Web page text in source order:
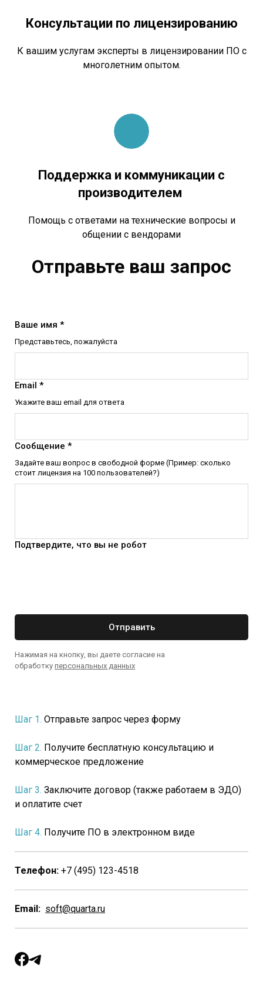
Консультации по лицензированию
К вашим услугам эксперты в лицензировании ПО с
многолетним опытом.
Поддержка и коммуникации с
производителем
Помощь с ответами на технические вопросы и
общении с вендорами
Отправьте ваш запрос
Шаг 1. Отправьте запрос через форму
Шаг 2. Получите бесплатную консультацию и
коммерческое предложение
Шаг 3. Заключите договор (также работаем в ЭДО)
и оплатите счет
Шаг 4. Получите ПО в электронном виде
Телефон: +7 (495) 123-4518
Email: soft@quarta.ru
Ваше имя *
Представьтесь, пожалуйста
Email *
Укажите ваш email для ответа
Сообщение *
Задайте ваш вопрос в свободной форме (Пример: сколько
стоит лицензия на 100 пользователей?)
Подтвердите, что вы не робот
Отправить
Нажимая на кнопку, вы даете согласие на
обработку персональных данных